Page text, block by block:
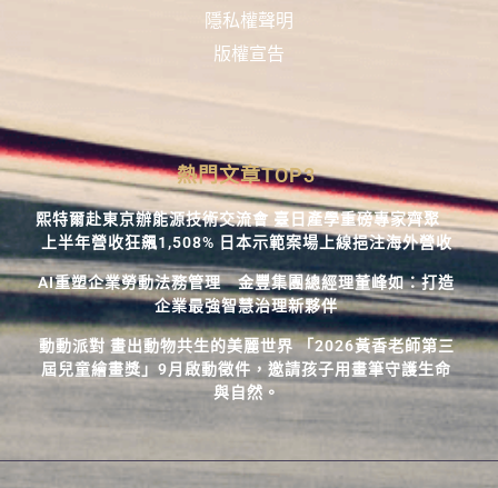
隱私權聲明
版權宣告
熱門文章TOP3
熙特爾赴東京辦能源技術交流會 臺日產學重磅專家齊聚
上半年營收狂飆1,508% 日本示範案場上線挹注海外營收
AI重塑企業勞動法務管理 金豐集團總經理董峰如：打造
企業最強智慧治理新夥伴
動動派對 畫出動物共生的美麗世界 「2026黃香老師第三
屆兒童繪畫獎」9月啟動徵件，邀請孩子用畫筆守護生命
與自然。